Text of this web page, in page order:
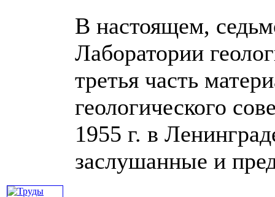
В настоящем,
Лаборатории
третья часть
геологического
1955 г. в
заслушанные и